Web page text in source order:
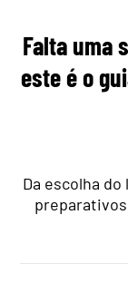
Falta uma
este é o
Da escolha